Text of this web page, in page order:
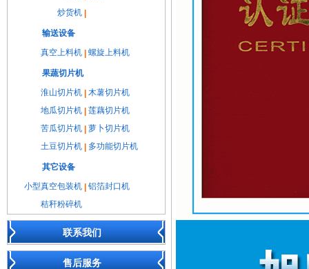
炒货机
输送设备
真空上料机
螺旋上料机
果蔬切片机
淮山切片机
木薯切片机
地瓜切片机
莲藕切片机
苦瓜切片机
萝卜切片机
土豆切片机
多功能切片机
其它设备
小型真空包装机
铝箔封口机
秸秆粉碎机
联系我们
售后服务